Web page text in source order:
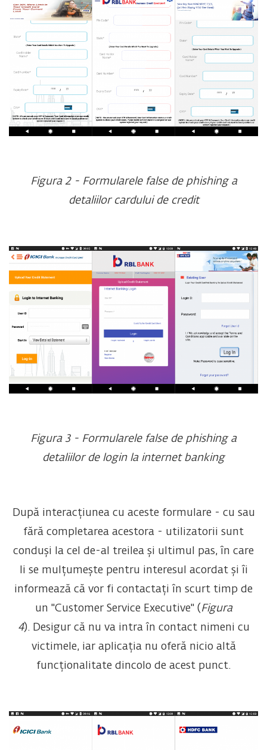
Figura 2 - Formularele false de phishing a
detaliilor cardului de credit
Figura 3 - Formularele false de phishing a
detaliilor de login la internet banking
După interacțiunea cu aceste formulare - cu sau
fără completarea acestora - utilizatorii sunt
conduși la cel de-al treilea și ultimul pas, în care
li se mulțumește pentru interesul acordat și îi
informează că vor fi contactați în scurt timp de
un "Customer Service Executive" ( Figura
4). Desigur că nu va intra în contact nimeni cu
victimele, iar aplicația nu oferă nicio altă
funcționalitate dincolo de acest punct.